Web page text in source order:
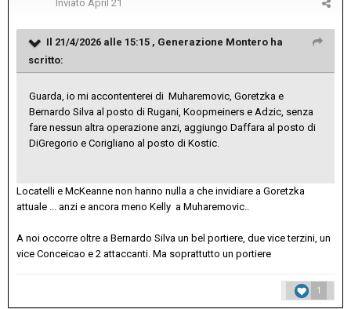
Inviato April 21
Il 21/4/2026 alle 15:15 , Generazione Montero ha
scritto:
Guarda, io mi accontenterei di Muharemovic, Goretzka e
Bernardo Silva al posto di Rugani, Koopmeiners e Adzic, senza
fare nessun altra operazione anzi, aggiungo Daffara al posto di
DiGregorio e Corigliano al posto di Kostic.
Locatelli e McKeanne non hanno nulla a che invidiare a Goretzka
attuale ... anzi e ancora meno Kelly a Muharemovic..
A noi occorre oltre a Bernardo Silva un bel portiere, due vice terzini, un
vice Conceicao e 2 attaccanti. Ma soprattutto un portiere
1